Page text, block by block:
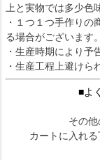
上と実物では多少色
・１つ１つ手作りの
る場合がございます。
・生産時期により予
・生産工程上避けら
■よ
その
カートに入れ